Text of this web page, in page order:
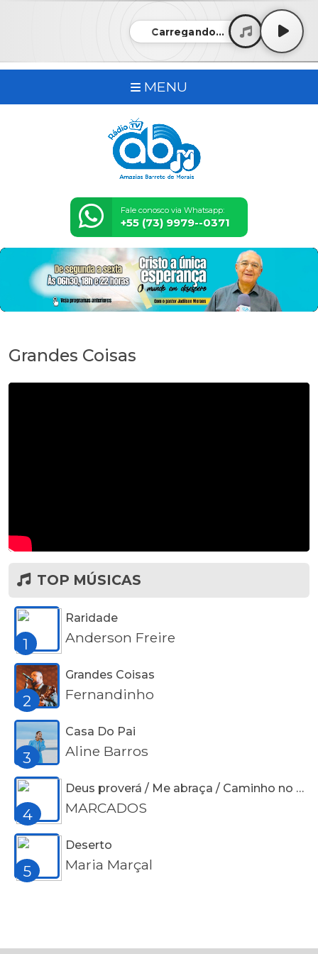
Carregando...
MENU
Fale conosco via Whatsapp:
+55 (73) 9979--0371
Grandes Coisas
TOP MÚSICAS
1
Raridade
Anderson Freire
2
Grandes Coisas
Fernandinho
3
Casa Do Pai
Aline Barros
4
Deus proverá / Me abraça / Caminho no deserto / Não pare
MARCADOS
5
Deserto
Maria Marçal